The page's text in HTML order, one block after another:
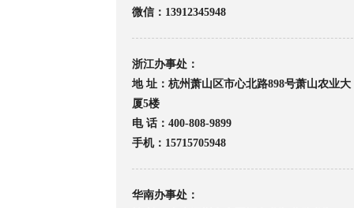
微信：13912345948
浙江办事处：
地 址：杭州萧山区市心北路898号萧山农业大
厦5楼
电 话：400-808-9899
手机：15715705948
华南办事处：